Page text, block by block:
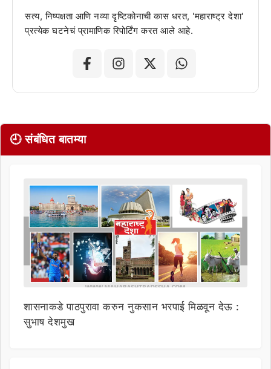
सत्य, निष्पक्षता आणि नव्या दृष्टिकोनाची कास धरत, 'महाराष्ट्र देशा'
प्रत्येक घटनेचं प्रामाणिक रिपोर्टिंग करत आले आहे.
🕘 संबंधित बातम्या
शासनाकडे पाठपुरावा करुन नुकसान भरपाई मिळवून देऊ :
सुभाष देशमुख